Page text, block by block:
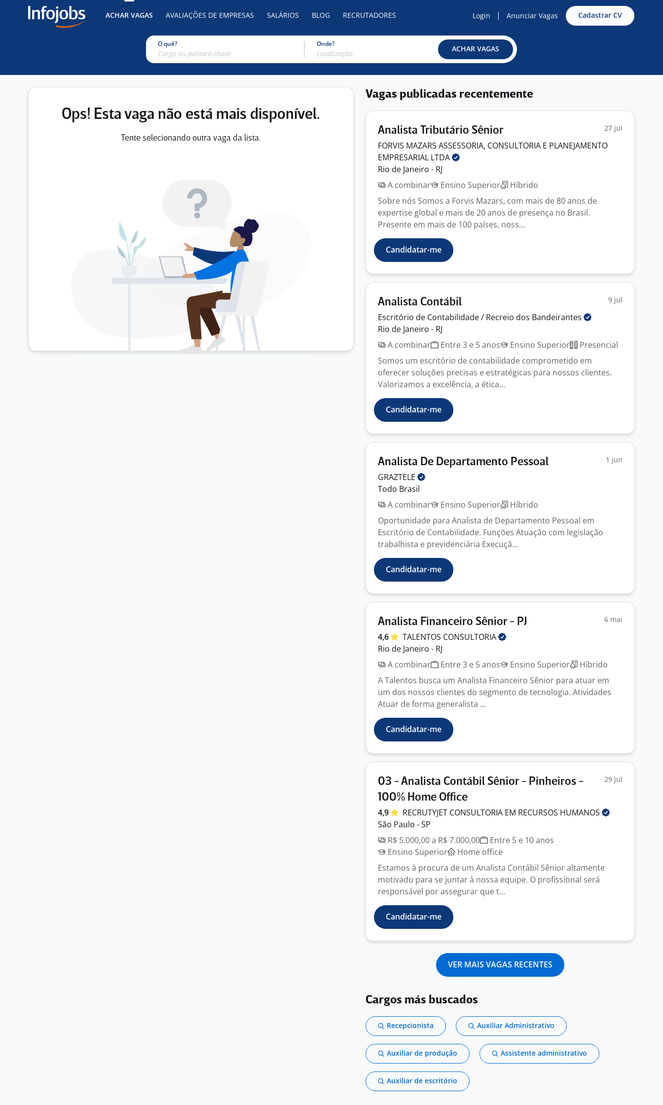
ACHAR VAGAS AVALIAÇÕES DE EMPRESAS SALÁRIOS BLOG RECRUTADORES Login Anunciar Vagas Cadastrar CV
O quê? Onde?
ACHAR VAGAS
Ops! Esta vaga não está mais disponível.
Tente selecionando outra vaga da lista.
Vagas publicadas recentemente
Analista Tributário Sênior 27 jul
FORVIS MAZARS ASSESSORIA, CONSULTORIA E PLANEJAMENTO
EMPRESARIAL LTDA
Rio de Janeiro - RJ
A combinar
Ensino Superior
Híbrido
Sobre nós Somos a Forvis Mazars, com mais de 80 anos de
expertise global e mais de 20 anos de presença no Brasil.
Presente em mais de 100 países, noss...
Candidatar-me
Analista Contábil 9 jul
Escritório de Contabilidade / Recreio dos Bandeirantes
Rio de Janeiro - RJ
A combinar
Entre 3 e 5 anos Ensino Superior
Presencial
Somos um escritório de contabilidade comprometido em
oferecer soluções precisas e estratégicas para nossos clientes.
Valorizamos a excelência, a ética...
Candidatar-me
Analista De Departamento Pessoal 1 jun
GRAZTELE
Todo Brasil
A combinar
Ensino Superior
Híbrido
Oportunidade para Analista de Departamento Pessoal em
Escritório de Contabilidade. Funções Atuação com legislação
trabalhista e previdenciária Execuçã...
Candidatar-me
Analista Financeiro Sênior - PJ 6 mai
4,6 TALENTOS CONSULTORIA
Rio de Janeiro - RJ
A combinar
Entre 3 e 5 anos Ensino Superior
Híbrido
A Talentos busca um Analista Financeiro Sênior para atuar em
um dos nossos clientes do segmento de tecnologia. Atividades
Atuar de forma generalista ...
Candidatar-me
03 - Analista Contábil Sênior - Pinheiros -
100% Home Office
29 jul
4,9 RECRUTYJET CONSULTORIA EM RECURSOS HUMANOS
São Paulo - SP
R$ 5.000,00 a R$ 7.000,00
Entre 5 e 10 anos
Ensino Superior
Home office
Estamos à procura de um Analista Contábil Sênior altamente
motivado para se juntar à nossa equipe. O profissional será
responsável por assegurar que t...
Candidatar-me
VER MAIS VAGAS RECENTES
Cargos más buscados
Recepcionista Auxiliar Administrativo
Auxiliar de produção Assistente administrativo
Auxiliar de escritório